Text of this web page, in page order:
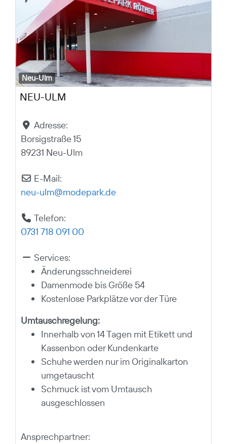
Neu-Ulm
NEU-ULM
Adresse:
Borsigstraße 15
89231 Neu-Ulm
E-Mail:
neu-ulm@modepark.de
Telefon:
0731 718 091 00
Services:
Änderungsschneiderei
Damenmode bis Größe 54
Kostenlose Parkplätze vor der Türe
Umtauschregelung:
Innerhalb von 14 Tagen mit Etikett und
Kassenbon oder Kundenkarte
Schuhe werden nur im Originalkarton
umgetauscht
Schmuck ist vom Umtausch
ausgeschlossen
Ansprechpartner: